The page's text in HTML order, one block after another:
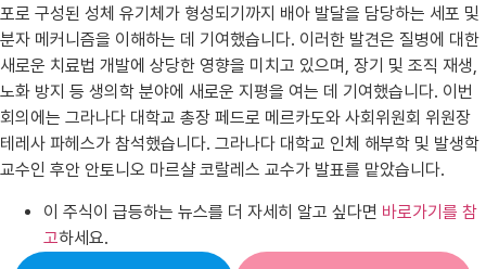
포로 구성된 성체 유기체가 형성되기까지 배아 발달을 담당하는 세포 및
분자 메커니즘을 이해하는 데 기여했습니다. 이러한 발견은 질병에 대한
새로운 치료법 개발에 상당한 영향을 미치고 있으며, 장기 및 조직 재생,
노화 방지 등 생의학 분야에 새로운 지평을 여는 데 기여했습니다. 이번
회의에는 그라나다 대학교 총장 페드로 메르카도와 사회위원회 위원장
테레사 파헤스가 참석했습니다. 그라나다 대학교 인체 해부학 및 발생학
교수인 후안 안토니오 마르샬 코랄레스 교수가 발표를 맡았습니다.
이 주식이 급등하는 뉴스를 더 자세히 알고 싶다면 바로가기를 참
고하세요.